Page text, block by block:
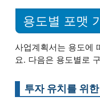
용도별 포맷
사업계획서는 용도에
요. 다음은 용도별로
투자 유치를 위